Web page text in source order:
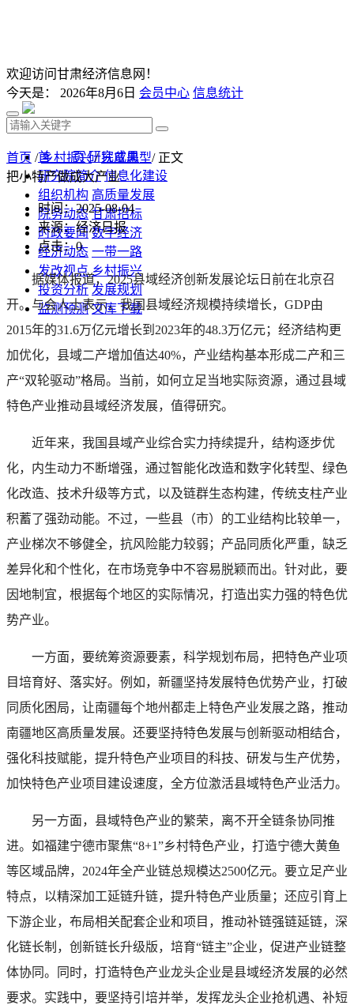
欢迎访问甘肃经济信息网！
今天是： 2026年8月6日 会员中心 信息统计
首 页 研究成果
研究院简介 信息化建设
组织机构 高质量发展
院务动态 甘肃招标
时政要闻 数字经济
经济动态 一带一路
发改视点 乡村振兴
投资分析 发展规划
监测预测 文库下载
首页 /乡村振兴/扶贫典型/ 正文
把小特产做成大产业
时间：2025-08-04
来源：经济日报
点击：0
据媒体报道，2025县域经济创新发展论坛日前在北京召
开。与会人士表示，我国县域经济规模持续增长，GDP由
2015年的31.6万亿元增长到2023年的48.3万亿元；经济结构更
加优化，县域二产增加值达40%，产业结构基本形成二产和三
产“双轮驱动”格局。当前，如何立足当地实际资源，通过县域
特色产业推动县域经济发展，值得研究。
近年来，我国县域产业综合实力持续提升，结构逐步优
化，内生动力不断增强，通过智能化改造和数字化转型、绿色
化改造、技术升级等方式，以及链群生态构建，传统支柱产业
积蓄了强劲动能。不过，一些县（市）的工业结构比较单一，
产业梯次不够健全，抗风险能力较弱；产品同质化严重，缺乏
差异化和个性化，在市场竞争中不容易脱颖而出。针对此，要
因地制宜，根据每个地区的实际情况，打造出实力强的特色优
势产业。
一方面，要统筹资源要素，科学规划布局，把特色产业项
目培育好、落实好。例如，新疆坚持发展特色优势产业，打破
同质化困局，让南疆每个地州都走上特色产业发展之路，推动
南疆地区高质量发展。还要坚持特色发展与创新驱动相结合，
强化科技赋能，提升特色产业项目的科技、研发与生产优势，
加快特色产业项目建设速度，全方位激活县域特色产业活力。
另一方面，县域特色产业的繁荣，离不开全链条协同推
进。如福建宁德市聚焦“8+1”乡村特色产业，打造宁德大黄鱼
等区域品牌，2024年全产业链总规模达2500亿元。要立足产业
特点，以精深加工延链升链，提升特色产业质量；还应引育上
下游企业，布局相关配套企业和项目，推动补链强链延链，深
化链长制，创新链长升级版，培育“链主”企业，促进产业链整
体协同。同时，打造特色产业龙头企业是县域经济发展的必然
要求。实践中，要坚持引培并举，发挥龙头企业抢机遇、补短